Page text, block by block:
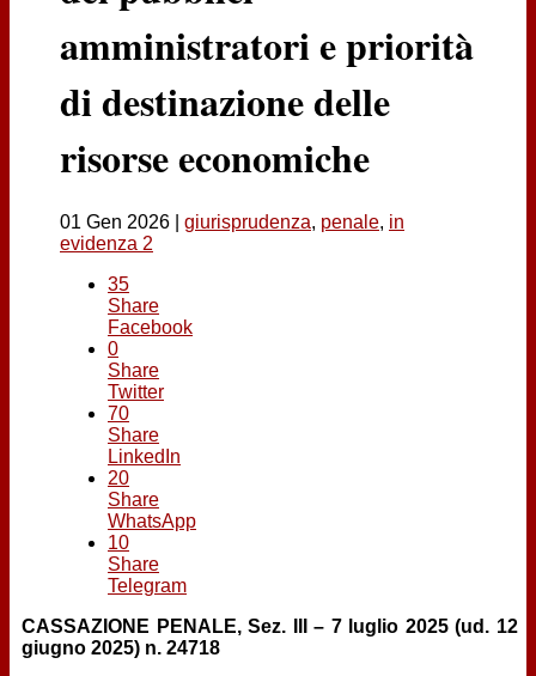
amministratori e priorità
di destinazione delle
risorse economiche
01 Gen 2026 giurisprudenza, penale, in
evidenza 2
35
Share
Facebook
0
Share
Twitter
70
Share
LinkedIn
20
Share
WhatsApp
10
Share
Telegram
CASSAZIONE PENALE, Sez. III – 7 luglio 2025 (ud. 12
giugno 2025) n. 24718